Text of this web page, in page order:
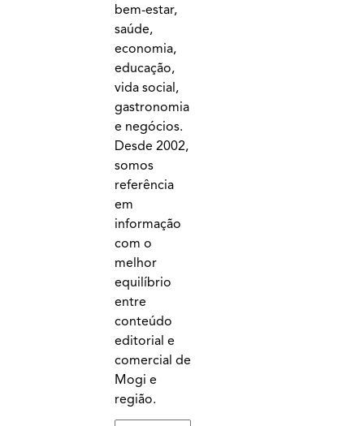
bem-estar,
saúde,
economia,
educação,
vida social,
gastronomia
e negócios.
Desde 2002,
somos
referência
em
informação
com o
melhor
equilíbrio
entre
conteúdo
editorial e
comercial de
Mogi e
região.